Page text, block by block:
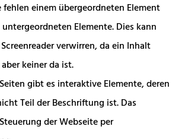
einem übergeordneten Element
Elemente. Dies kann
verwirren, da ein Inhalt
keiner da ist.
gibt es interaktive Elemente, deren
Teil der Beschriftung ist. Das
der Webseite per